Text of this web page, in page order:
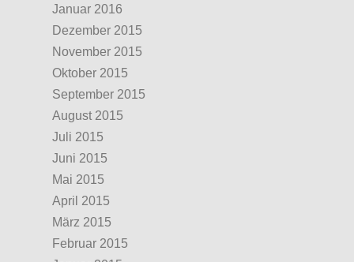
Januar 2016
Dezember 2015
November 2015
Oktober 2015
September 2015
August 2015
Juli 2015
Juni 2015
Mai 2015
April 2015
März 2015
Februar 2015